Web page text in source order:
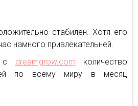
стабилен. Хотя его
намного привлекательней.
с dreamgrow.com количество
по всему миру в месяц